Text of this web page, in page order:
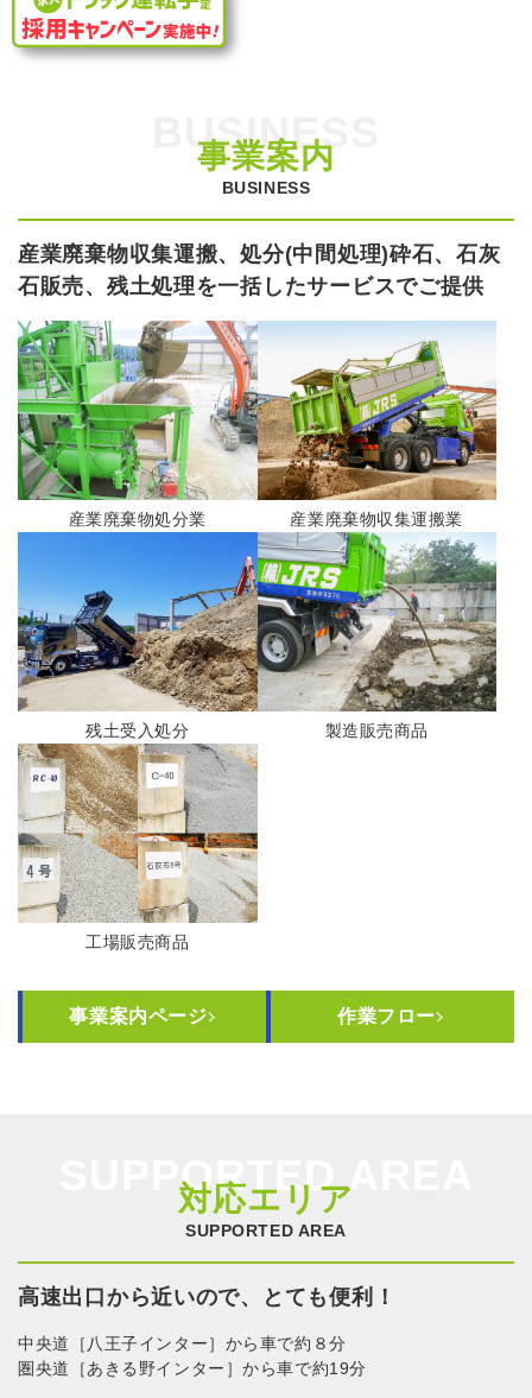
事業案内
BUSINESS
BUSINESS
産業廃棄物収集運搬、処分(中間処理)砕石、石灰
石販売、残土処理を一括したサービスでご提供
産業廃棄物処分業 産業廃棄物収集運搬業
残土受入処分 製造販売商品
工場販売商品
事業案内ページ 作業フロー
対応エリア
SUPPORTED AREA
SUPPORTED AREA
高速出口から近いので、とても便利！
中央道［八王子インター］から車で約８分
圏央道［あきる野インター］から車で約19分